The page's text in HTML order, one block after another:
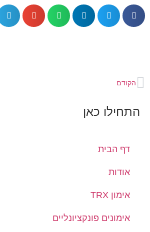
הקודם
התחילו כאן
דף הבית
אודות
אימון TRX
אימונים פונקציונליים